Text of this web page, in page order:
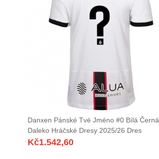
Danxen Pánské Tvé Jméno #0 Bílá Černá
Daleko Hráčské Dresy 2025/26 Dres
Kč1.542,60